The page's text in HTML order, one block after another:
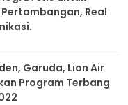
Real
Garuda, Lion Air
Program Terbang